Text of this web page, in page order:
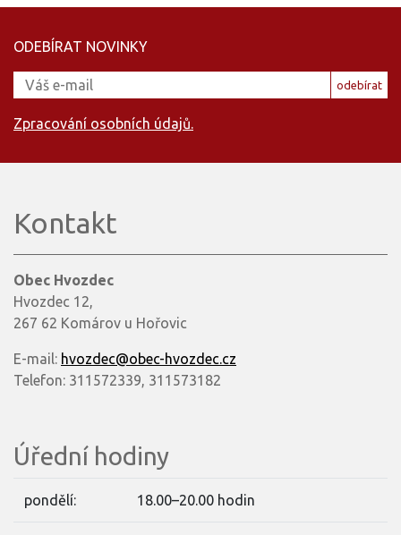
ODEBÍRAT NOVINKY
odebírat
Zpracování osobních údajů.
Kontakt
Obec Hvozdec
Hvozdec 12,
267 62 Komárov u Hořovic
E-mail: hvozdec@obec-hvozdec.cz
Telefon: 311572339, 311573182
Úřední hodiny
pondělí: 18.00–20.00 hodin